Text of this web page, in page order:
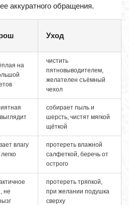
аккуратного обращения.
Уход
на
чистить
пятновыводителем,
желателен съёмный
чехол
собирает пыль и
шерсть, чистят мягкой
щёткой
влагу
протереть влажной
салфеткой, беречь от
острого
не
протереть тряпкой,
при желании подушка
сверху